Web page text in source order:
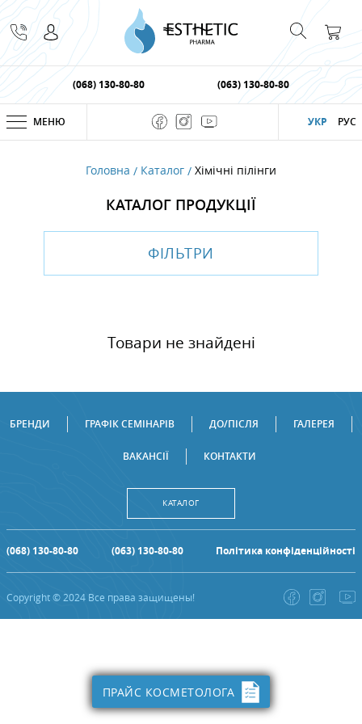
(068) 130-80-80 (063) 130-80-80
УКР РУС
МЕНЮ
Головна Каталог Хімічні пілінги
КАТАЛОГ ПРОДУКЦІЇ
ФІЛЬТРИ
Товари не знайдені
ПРАЙС КОСМЕТОЛОГА
БРЕНДИ ГРАФІК СЕМІНАРІВ ДО/ПІСЛЯ ГАЛЕРЕЯ
ВАКАНСІЇ КОНТАКТИ
КАТАЛОГ
(068) 130-80-80 (063) 130-80-80 Політика конфіденційності
Copyright © 2024 Все права защищены!